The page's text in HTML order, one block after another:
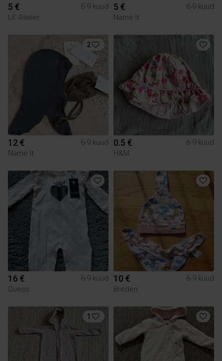
5 €
6-9 kuud
Lil’ Atelier
5 €
6-9 kuud
Name It
2
12 €
6-9 kuud
Name It
0.5 €
6-9 kuud
H&M
16 €
6-9 kuud
Guess
10 €
6-9 kuud
Breden
1